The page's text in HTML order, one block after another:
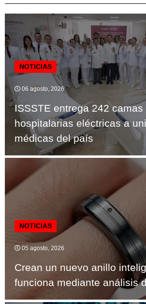
NOTICIAS
06 agosto, 2026
ISSSTE entrega 242 camas
hospitalarias eléctricas a
médicas del país
NOTICIAS
05 agosto, 2026
Crean un nuevo anillo
funciona mediante análisis